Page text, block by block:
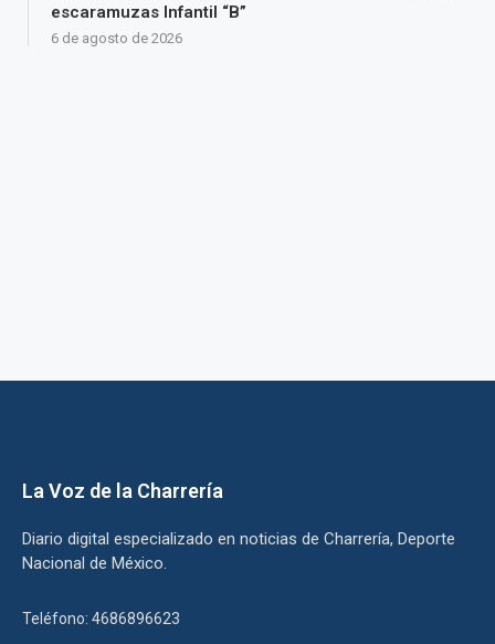
escaramuzas Infantil “B”
6 de agosto de 2026
La Voz de la Charrería
Diario digital especializado en noticias de Charrería, Deporte
Nacional de México.
Teléfono: 4686896623